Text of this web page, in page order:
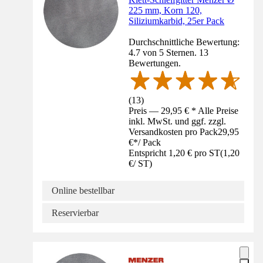
225 mm, Korn 120,
Siliziumkarbid, 25er Pack
Durchschnittliche Bewertung:
4.7 von 5 Sternen. 13
Bewertungen.
(13)
Preis — 29,95 € * Alle Preise
inkl. MwSt. und ggf. zzgl.
Versandkosten pro Pack29,95
€*/ Pack
Entspricht 1,20 € pro ST(1,20
€/ ST)
Online bestellbar
Reservierbar